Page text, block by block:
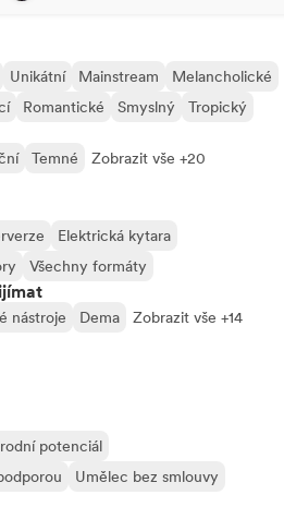
Unikátní Mainstream
Melancholické
Romantické Smyslný Tropický
Temné Zobrazit vše +20
Elektrická kytara
Všechny formáty
nástroje Dema Zobrazit vše +14
potenciál
Umělec bez smlouvy